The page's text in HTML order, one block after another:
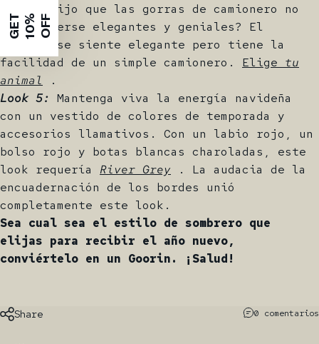
¿Quién dijo que las gorras de camionero no
pueden verse elegantes y geniales? El
atuendo se siente elegante pero tiene la
facilidad de un simple camionero. Elige tu
animal .
Look 5: Mantenga viva la energía navideña
con un vestido de colores de temporada y
accesorios llamativos. Con un labio rojo, un
bolso rojo y botas blancas charoladas, este
look requería River Grey . La audacia de la
encuadernación de los bordes unió
completamente este look.
Sea cual sea el estilo de sombrero que
elijas para recibir el año nuevo,
conviértelo en un Goorin. ¡Salud!
Share 0 comentarios
G
E
T
1
0
%
O
F F